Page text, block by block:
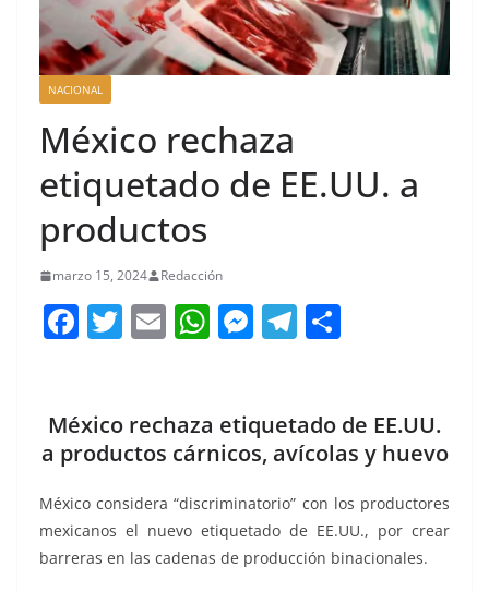
NACIONAL
México rechaza
etiquetado de EE.UU. a
productos
marzo 15, 2024 Redacción
F
e
b
o
o
k
T
er
E
l
W
s
A
p
p
M
e
n
g
er
T
gr
a
m
p
ar
tir
México rechaza etiquetado de EE.UU.
a productos cárnicos, avícolas y huevo
México considera “discriminatorio” con los productores
mexicanos el nuevo etiquetado de EE.UU., por crear
barreras en las cadenas de producción binacionales.